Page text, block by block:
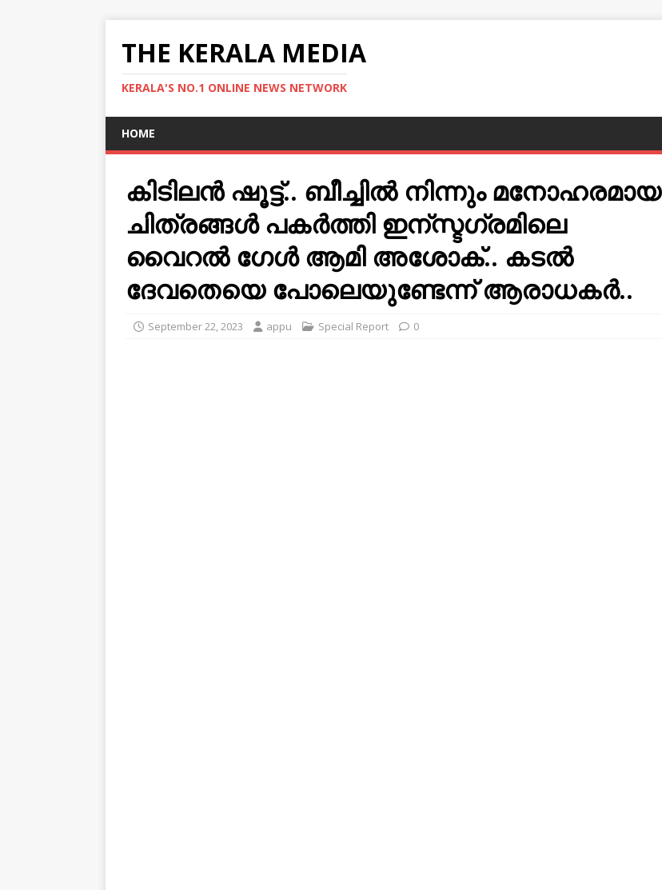
THE KERALA MEDIA
KERALA'S NO.1 ONLINE NEWS NETWORK
HOME
കിടിലന്‍ ഷൂട്ട്‌.. ബീച്ചില്‍ നിന്നും മനോഹരമായ
ചിത്രങ്ങള്‍ പകര്‍ത്തി ഇന്സ്ടഗ്രമിലെ
വൈറല്‍ ഗേള്‍ ആമി അശോക്‌.. കടല്‍
ദേവതെയെ പോലെയുണ്ടേന്ന് ആരാധകര്‍..
September 22, 2023 appu Special Report 0